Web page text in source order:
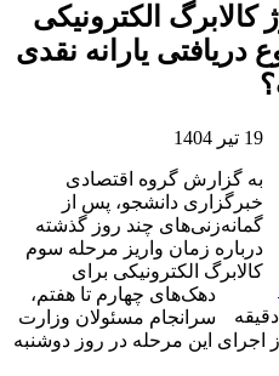
کالابرگ الکترونیکی
۷ / مجموع دریافتی یارانه نقدی
ارسال
ایمیل
19 تیر 1404
به گزارش گروه اقتصادی
خبرگزاری دانشجو، پس از
گمانه‌زنی‌های چند روز گذشته
درباره زمان واریز مرحله سوم
کالابرگ الکترونیکی برای
دهک‌های چهارم تا هفتم،
سرانجام مسئولان وزارت
اجرای این مرحله در روز دوشنبه